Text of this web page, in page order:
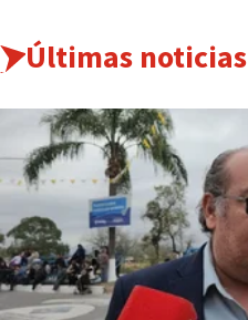
Últimas noticias